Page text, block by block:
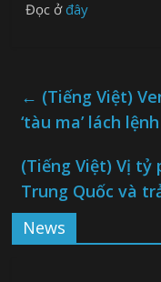
Đọc ởđây
← (Tiếng Việt)
‘tàu ma’ lách
(Tiếng Việt) Vị tỷ
Trung Quốc và
News